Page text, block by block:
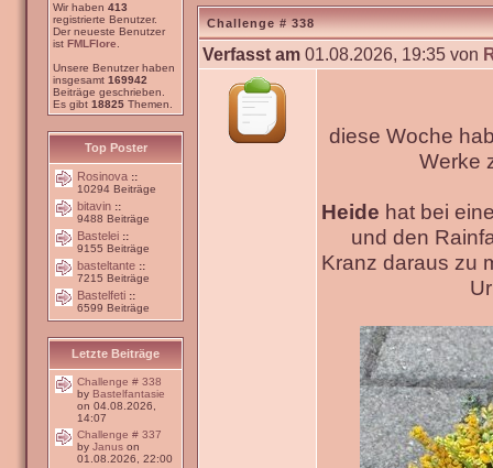
Wir haben 413
registrierte Benutzer.
Der neueste Benutzer
ist FMLFlore
Unsere Benutzer haben
insgesamt 169942
Beiträge geschrieben.
Es gibt 18825 Themen.
Top Poster
Rosinova ::
10294 Beiträge
bitavin ::
9488 Beiträge
Bastelei ::
9155 Beiträge
basteltante ::
7215 Beiträge
Bastelfeti ::
6599 Beiträge
Letzte Beiträge
Challenge # 338
by Bastelfantasie
on 04.08.2026,
14:07
Challenge # 337
by Janus on
01.08.2026, 22:00
Challenge # 338
Verfasst am 01.08.2026, 19:35 von
diese Woche
Werke
Heide hat bei
und den
Kranz daraus zu